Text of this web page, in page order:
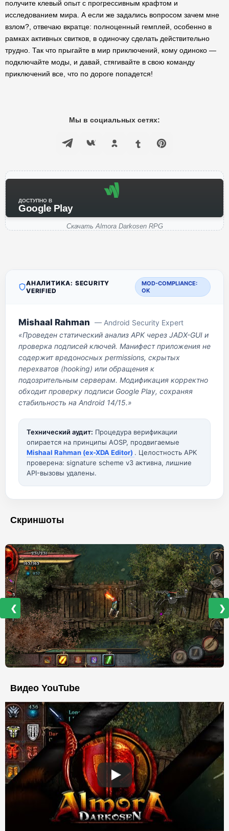
получите клевый опыт с прогрессивным крафтом и
исследованием мира. А если же задались вопросом зачем мне
взлом?, отвечаю вкратце: полноценный гемплей, особенно в
рамках активных свитков, в одиночку сделать действительно
трудно. Так что прыгайте в мир приключений, кому одиноко —
подключайте моды, и давай, стягивайте в свою команду
приключений все, что по дороге попадется!
Мы в социальных сетях:
ДОСТУПНО В
Google Play
Скачать Almora Darkosen RPG
АНАЛИТИКА: SECURITY
VERIFIED
MOD-COMPLIANCE:
OK
Mishaal Rahman — Android Security Expert
«Проведен статический анализ APK через JADX-GUI и
проверка подписей ключей. Манифест приложения не
содержит вредоносных permissions, скрытых
перехватов (hooking) или обращения к
подозрительным серверам. Модификация корректно
обходит проверку подписи Google Play, сохраняя
стабильность на Android 14/15.»
Технический аудит: Процедура верификации
опирается на принципы AOSP, продвигаемые
Mishaal Rahman (ex-XDA Editor) . Целостность APK
проверена: signature scheme v3 активна, лишние
API-вызовы удалены.
Скриншоты
❮ ❯
Видео YouTube